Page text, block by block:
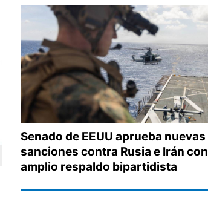
Senado de EEUU aprueba nuevas
sanciones contra Rusia e Irán con
amplio respaldo bipartidista